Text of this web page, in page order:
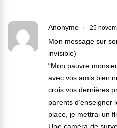
Anonyme 25
Mon message sur
invisible)
“Mon pauvre
avec vos amis bien
crois vos dernières
parents d’enseigner
place, je mettrai un